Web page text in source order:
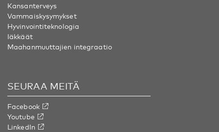
Kansanterveys
Vammaiskysymykset
Hyvinvointiteknologia
Iäkkäät
Maahanmuuttajien integraatio
SEURAA MEITÄ
Facebook
Youtube
LinkedIn